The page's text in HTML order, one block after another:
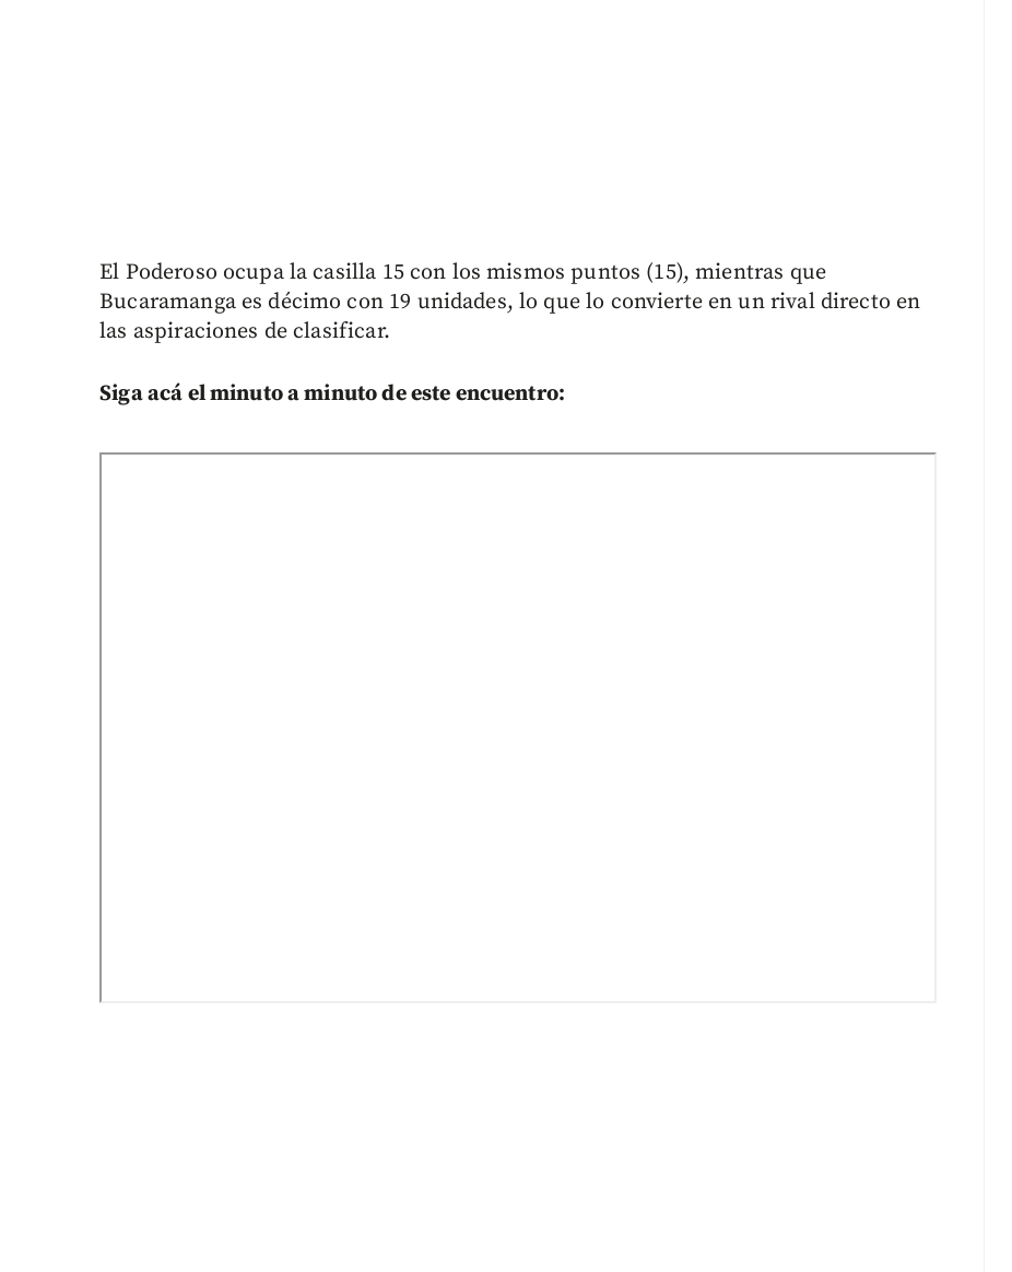
El Poderoso ocupa la casilla 15 con los mismos puntos (15), mientras que
Bucaramanga es décimo con 19 unidades, lo que lo convierte en un rival directo en
las aspiraciones de clasificar.
Siga acá el minuto a minuto de este encuentro: